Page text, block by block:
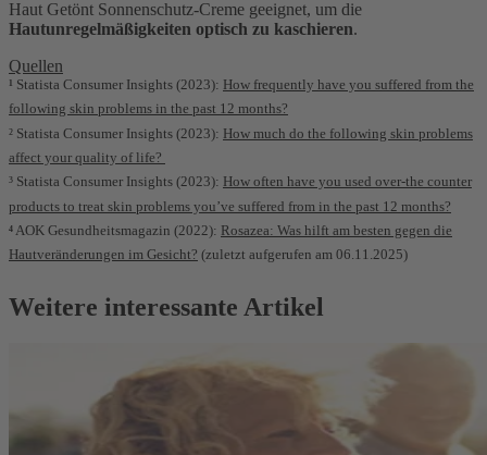
Haut Getönt Sonnenschutz-Creme geeignet, um die
Hautunregelmäßigkeiten optisch zu kaschieren.
Quellen
¹ Statista Consumer Insights (2023): How frequently have you suffered from the
following skin problems in the past 12 months?
² Statista Consumer Insights (2023): How much do the following skin problems
affect your quality of life?
³ Statista Consumer Insights (2023): How often have you used over-the counter
products to treat skin problems you’ve suffered from in the past 12 months?
⁴AOK Gesundheitsmagazin (2022): Rosazea: Was hilft am besten gegen die
Hautveränderungen im Gesicht? (zuletzt aufgerufen am 06.11.2025)
Weitere interessante Artikel